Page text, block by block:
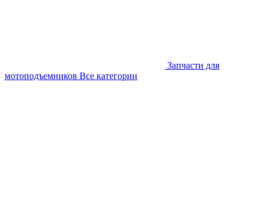
Запчасти для
мотоподъемников Все категории